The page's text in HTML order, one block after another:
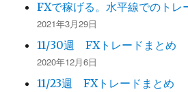
FXで稼げる。水平線でのトレ
2021年3月29日
11/30週 FXトレードまとめ
2020年12月6日
11/23週 FXトレードまとめ